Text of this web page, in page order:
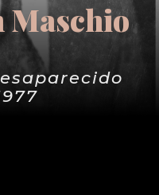
Maschio